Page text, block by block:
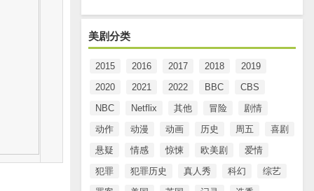
美剧分类
2015 2016 2017 2018
2019
2020
2021 2022 BBC
CBS
NBC
Netflix 其他 冒险
剧情
动作
动漫 动画 历史 周五
喜剧
悬疑
情感 惊悚 欧美剧
爱情
犯罪
犯罪历史 真人秀 科幻
综艺